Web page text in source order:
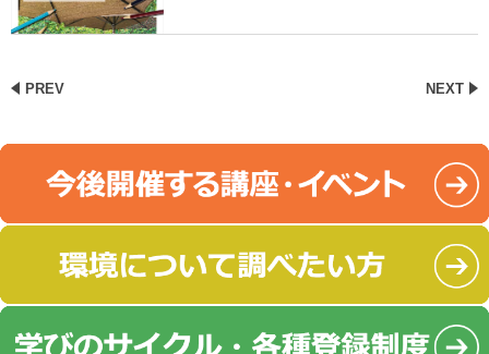
PREV NEXT